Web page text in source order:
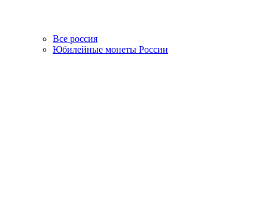
Все россия
Юбилейные монеты России